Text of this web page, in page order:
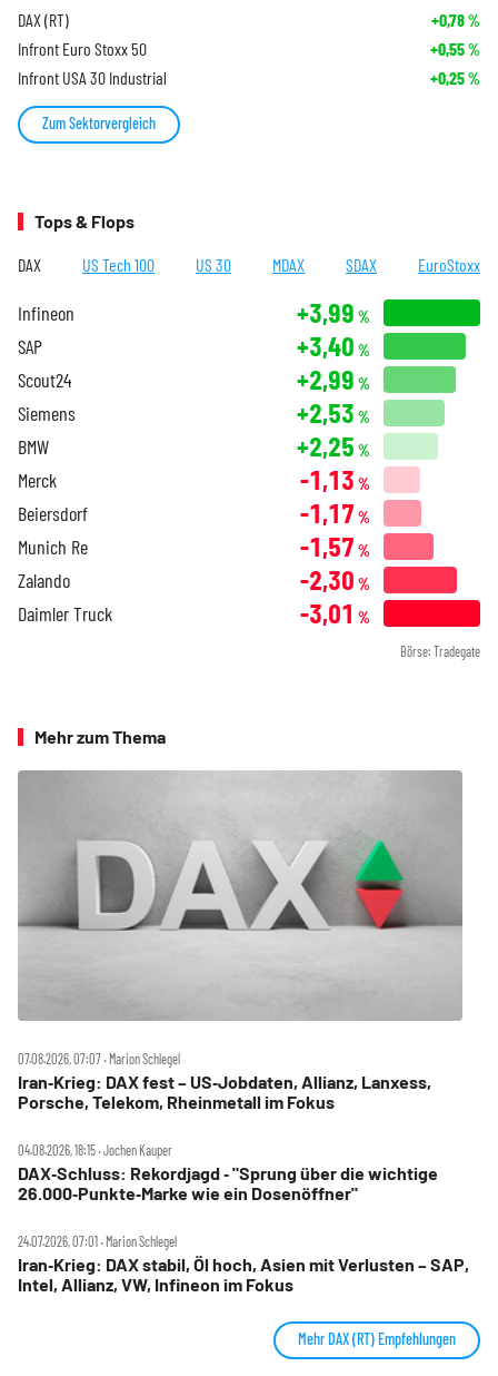
DAX (RT) +0,78%
Infront Euro Stoxx 50 +0,55%
Infront USA 30 Industrial +0,25%
Zum Sektorvergleich
Tops & Flops
DAX US Tech 100 US 30 MDAX SDAX EuroStoxx
Infineon +3,99 %
SAP +3,40 %
Scout24 +2,99 %
Siemens +2,53 %
BMW +2,25 %
Merck -1,13 %
Beiersdorf -1,17 %
Munich Re -1,57 %
Zalando -2,30 %
Daimler Truck -3,01 %
Börse: Tradegate
Mehr zum Thema
07.08.2026, 07:07 ‧ Marion Schlegel
Iran‑Krieg: DAX fest – US‑Jobdaten, Allianz, Lanxess,
Porsche, Telekom, Rheinmetall im Fokus
04.08.2026, 18:15 ‧ Jochen Kauper
DAX‑Schluss: Rekordjagd ‑ "Sprung über die wichtige
26.000‑Punkte‑Marke wie ein Dosenöffner"
24.07.2026, 07:01 ‧ Marion Schlegel
Iran‑Krieg: DAX stabil, Öl hoch, Asien mit Verlusten – SAP,
Intel, Allianz, VW, Infineon im Fokus
Mehr DAX (RT) Empfehlungen